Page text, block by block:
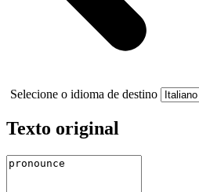
Selecione o idioma de destino
Texto original